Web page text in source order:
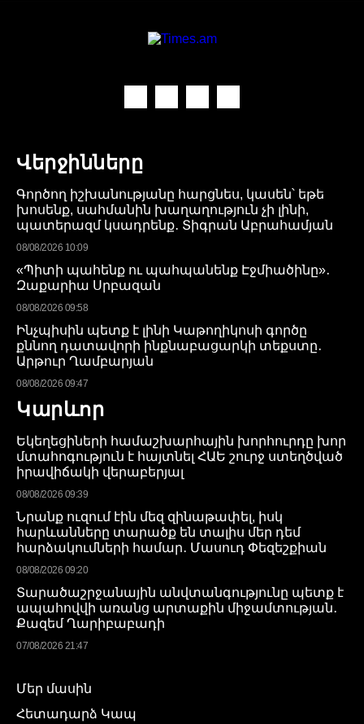
Վերջինները
Գործող իշխանությանը հարցնես, կասեն՝ եթե
խոսենք, սահմանին խաղաղություն չի լինի,
պատերազմ կսադրենք․ Տիգրան Աբրահամյան
08/08/2026 10:09
«Պիտի պահենք ու պահպանենք Էջմիածինը»․
Զաքարիա Սրբազան
08/08/2026 09:58
Ինչպիսին պետք է լինի Կաթողիկոսի գործը
քննող դատավորի ինքնաբացարկի տեքստը․
Արթուր Ղամբարյան
08/08/2026 09:47
Կարևոր
Եկեղեցիների համաշխարհային խորհուրդը խոր
մտահոգություն է հայտնել ՀԱԵ շուրջ ստեղծված
իրավիճակի վերաբերյալ
08/08/2026 09:39
Նրանք ուզում էին մեզ զինաթափել, իսկ
հարևանները տարածք են տալիս մեր դեմ
հարձակումների համար․ Մասուդ Փեզեշքիան
08/08/2026 09:20
Տարածաշրջանային անվտանգությունը պետք է
ապահովվի առանց արտաքին միջամտության․
Քազեմ Ղարիբաբադի
07/08/2026 21:47
Մեր մասին
Հետադարձ Կապ